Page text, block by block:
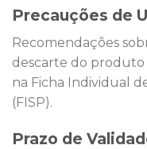
Precauções de
Recomendações
descarte do produto
na Ficha Individual
(FISP).
Prazo de